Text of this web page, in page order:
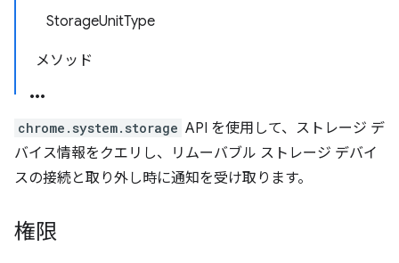
StorageUnitType
メソッド
chrome.system.storage API を使用して、ストレージ デ
バイス情報をクエリし、リムーバブル ストレージ デバイ
スの接続と取り外し時に通知を受け取ります。
権限